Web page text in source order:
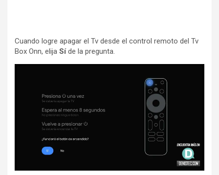
Cuando logre apagar el Tv desde el control remoto del Tv
Box Onn, elija Síde la pregunta.